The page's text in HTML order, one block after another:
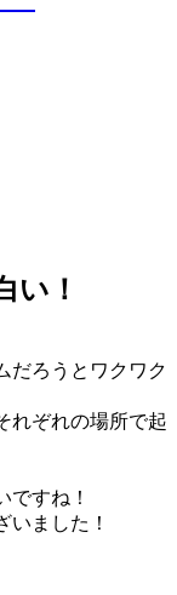
い！
だろうとワクワク
れぞれの場所で起
ですね！
いました！